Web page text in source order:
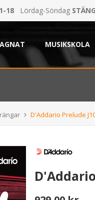
18 Lördag-Söndag
MUSIKSKOLA
D'Addario Prelude